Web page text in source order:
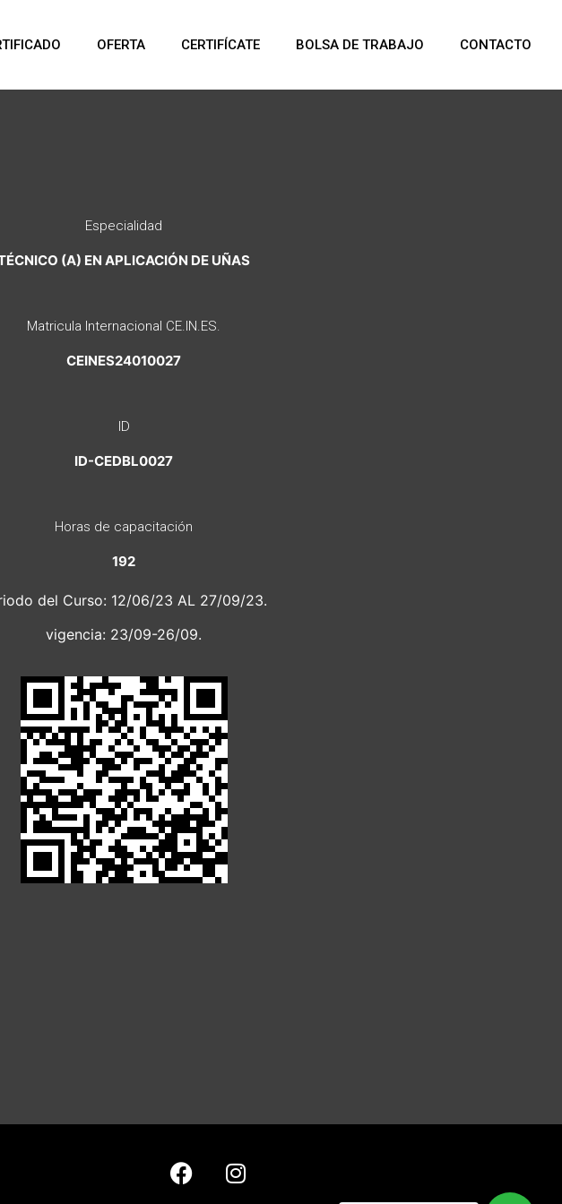
OFERTA CERTIFÍCATE BOLSA DE TRABAJO CONTACTO
Especialidad
(A) EN APLICACIÓN DE UÑAS
Matricula Internacional CE.IN.ES.
CEINES24010027
ID
ID-CEDBL0027
Horas de capacitación
192
del Curso: 12/06/23 AL 27/09/23.
vigencia: 23/09-26/09.